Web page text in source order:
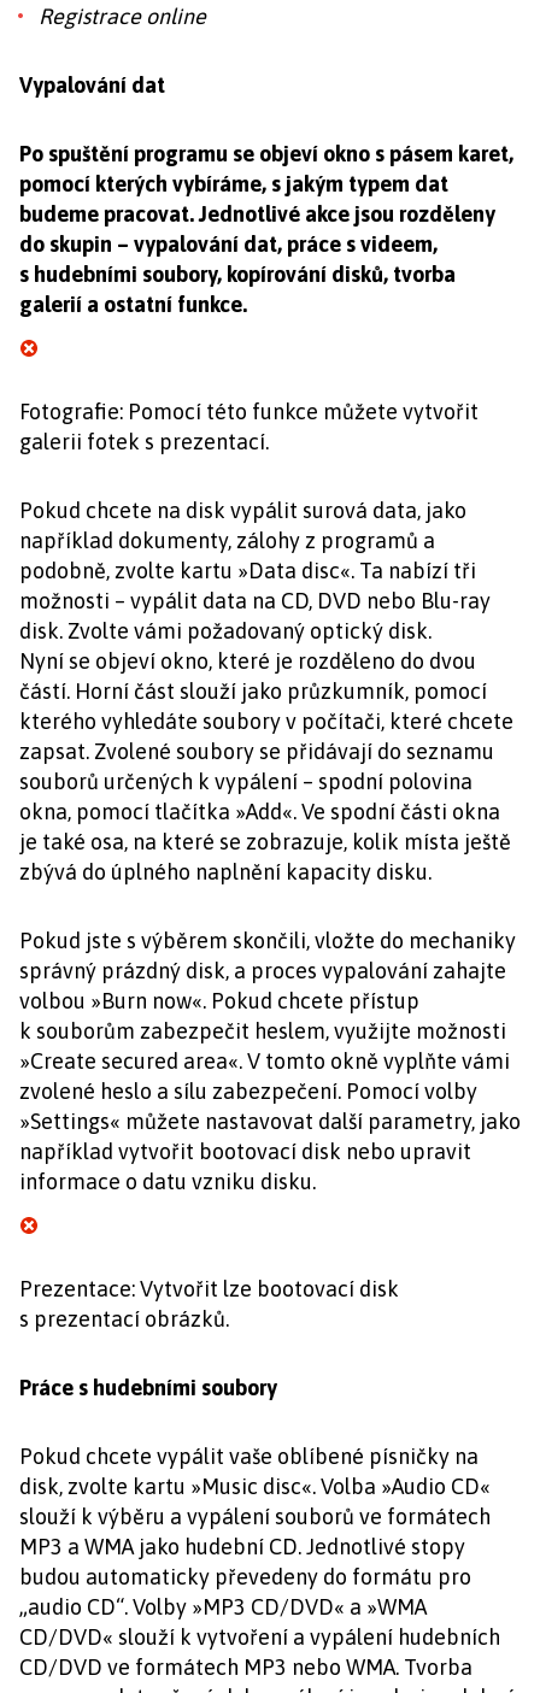
Registrace online
Vypalování dat
Po spuštění programu se objeví okno s pásem karet,
pomocí kterých vybíráme, s jakým typem dat
budeme pracovat. Jednotlivé akce jsou rozděleny
do skupin – vypalování dat, práce s videem,
s hudebními soubory, kopírování disků, tvorba
galerií a ostatní funkce.
Fotografie: Pomocí této funkce můžete vytvořit
galerii fotek s prezentací.
Pokud chcete na disk vypálit surová data, jako
například dokumenty, zálohy z programů a
podobně, zvolte kartu »Data disc«. Ta nabízí tři
možnosti – vypálit data na CD, DVD nebo Blu-ray
disk. Zvolte vámi požadovaný optický disk.
Nyní se objeví okno, které je rozděleno do dvou
částí. Horní část slouží jako průzkumník, pomocí
kterého vyhledáte soubory v počítači, které chcete
zapsat. Zvolené soubory se přidávají do seznamu
souborů určených k vypálení – spodní polovina
okna, pomocí tlačítka »Add«. Ve spodní části okna
je také osa, na které se zobrazuje, kolik místa ještě
zbývá do úplného naplnění kapacity disku.
Pokud jste s výběrem skončili, vložte do mechaniky
správný prázdný disk, a proces vypalování zahajte
volbou »Burn now«. Pokud chcete přístup
k souborům zabezpečit heslem, využijte možnosti
»Create secured area«. V tomto okně vyplňte vámi
zvolené heslo a sílu zabezpečení. Pomocí volby
»Settings« můžete nastavovat další parametry, jako
například vytvořit bootovací disk nebo upravit
informace o datu vzniku disku.
Prezentace: Vytvořit lze bootovací disk
s prezentací obrázků.
Práce s hudebními soubory
Pokud chcete vypálit vaše oblíbené písničky na
disk, zvolte kartu »Music disc«. Volba »Audio CD«
slouží k výběru a vypálení souborů ve formátech
MP3 a WMA jako hudební CD. Jednotlivé stopy
budou automaticky převedeny do formátu pro
„audio CD“. Volby »MP3 CD/DVD« a »WMA
CD/DVD« slouží k vytvoření a vypálení hudebních
CD/DVD ve formátech MP3 nebo WMA. Tvorba